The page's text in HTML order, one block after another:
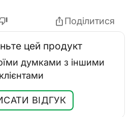
Поділитися
цей продукт
думками з іншими
клієнтами
ВІДГУК